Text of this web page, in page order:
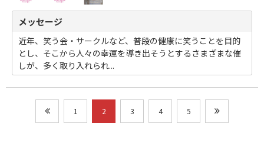
メッセージ
近年、笑う会・サークルなど、普段の健康に笑うことを目的
とし、そこから人々の幸運を導き出そうとするさまざまな催
しが、多く取り入れられ...
1 2 3 4 5